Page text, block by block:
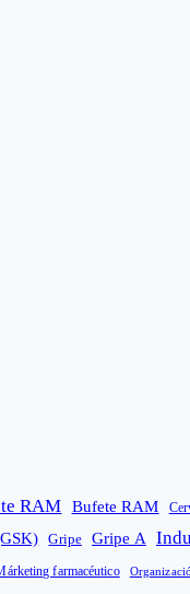
RAM Bufete RAM
Gripe Gripe A
farmacéutico